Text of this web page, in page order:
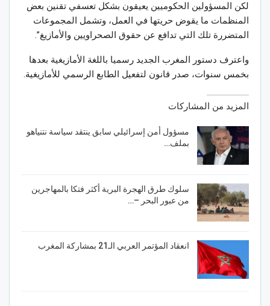
لكن المسؤولين الحكوميين يعيقون بشكل تعسفي تقنين بعض
المنظمات ما يقوض حريتها في العمل، وتشمل المجموعات
المتضررة تلك التي تدافع عن حقوق الصحراويين والأمازيغ”.
واعترف دستور المغرب الجديد رسميا باللغة الأمازيغية بعدها
بخمس سنوات، صدر قانون لتفعيل الطابع الرسمي للأمازيغية.
المزيد من المشاركات
مسؤول أمن إسرائيلي سابق ينتقد سياسة نتنياهو
بملف…
سلوك طرق الهجرة البرية أكثر فتكا بالمهاجرين
من عبور البحر –…
انعقاد المؤتمر العربي الـ21 بمشاركة المغرب